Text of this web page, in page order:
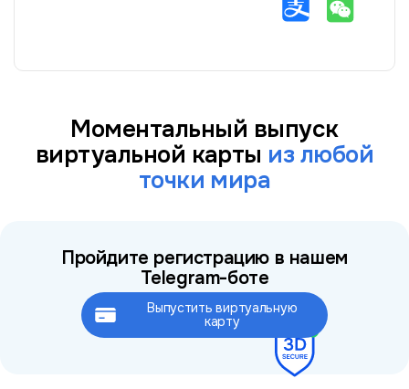
Моментальный выпуск
виртуальной карты из любой
точки мира
Пройдите регистрацию в нашем
Telegram-боте
Это займёт не более 2 минут
Выпустить виртуальную
карту